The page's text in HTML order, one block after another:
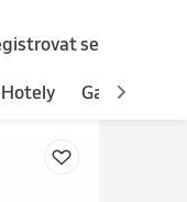
se
Hotely Gastronomie